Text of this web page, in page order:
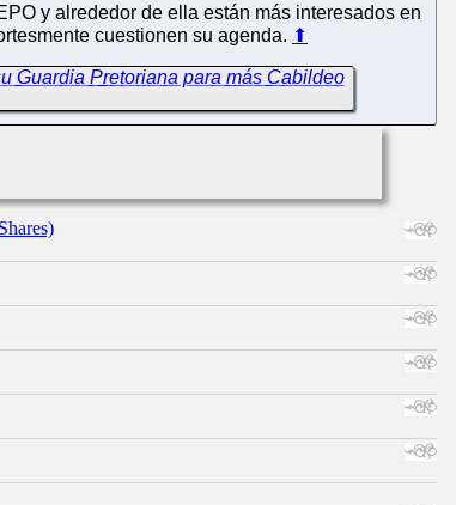
y alrededor de ella están más interesados en
cuestionen su agenda. ⬆
Guardia Pretoriana para más Cabildeo